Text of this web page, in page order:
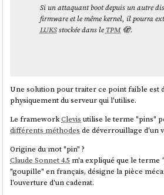
Si un attaquant boot depuis un autre
firmware et le même kernel, il pourra
LUKSstockée dans leTPM🫣.
Une solution pour traiter ce point faible est
physiquement du serveur qui l'utilise.
Le frameworkClevis utilise le terme "pins"
différents méthodes de déverrouillage d'un
Origine du mot "pin" ?
Claude Sonnet 4.5 m'a expliqué que le terme
"goupille" en français, désigne la pièce
l'ouverture d'un cadenat.